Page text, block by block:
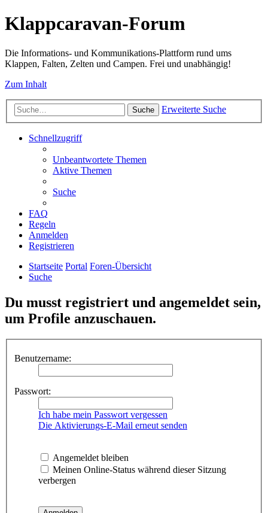
Klappcaravan-Forum
Die Informations- und Kommunikations-Plattform rund ums
Klappen, Falten, Zelten und Campen. Frei und unabhängig!
Zum Inhalt
Suche Erweiterte Suche
Schnellzugriff
Unbeantwortete Themen
Aktive Themen
Suche
FAQ
Regeln
Anmelden
Registrieren
Startseite Portal Foren-Übersicht
Suche
Du musst registriert und angemeldet sein,
um Profile anzuschauen.
Benutzername:
Passwort:
Ich habe mein Passwort vergessen
Die Aktivierungs-E-Mail erneut senden
Angemeldet bleiben
Meinen Online-Status während dieser Sitzung
verbergen